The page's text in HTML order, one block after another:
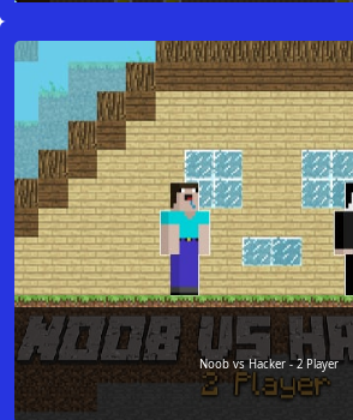
Noob vs Hacker - 2 Player